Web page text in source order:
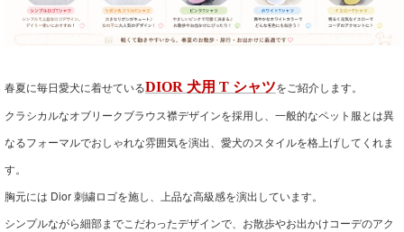
春夏に毎日愛犬に着せているDIOR 犬用 T シャツをご紹介します。
クラシカルなオブリークブラウス襟デザインを採用し、一般的なペット服とは異
なるフォーマルでおしゃれな雰囲気を演出、愛犬のスタイルを格上げしてくれま
す。
胸元には Dior 刺繍ロゴを施し、上品な高級感を演出しています。
シンプルながら細部までこだわったデザインで、お散歩やお出かけコーデのアク